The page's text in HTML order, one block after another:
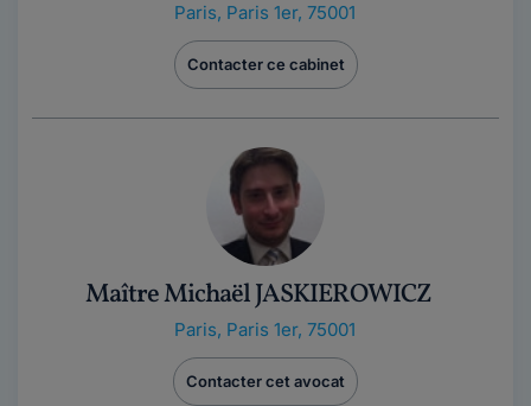
Paris, Paris 1er, 75001
Contacter ce cabinet
Maître Michaël JASKIEROWICZ
Paris, Paris 1er, 75001
Contacter cet avocat